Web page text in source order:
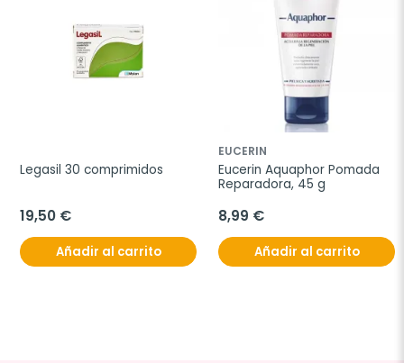
Legasil 30 comprimidos
19,50 €
Añadir al carrito
EUCERIN
Eucerin Aquaphor Pomada
Reparadora, 45 g
8,99 €
Añadir al carrito